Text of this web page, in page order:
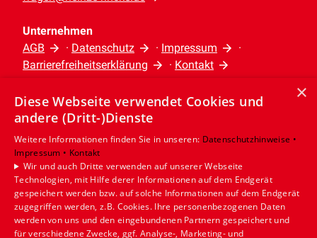
Unternehmen
AGB
· Datenschutz · Impressum
·
Barrierefreiheitserklärung
· Kontakt
Leistungen
Privatkunden
Gewerbekunden
Karriere
Unternehmen
Standort
Münster
×
Diese Webseite verwendet Cookies und
andere (Dritt-)Dienste
Weitere Informationen finden Sie in unseren: Datenschutzhinweise •
Impressum • Kontakt
Wir und auch Dritte verwenden auf unserer Webseite
Technologien, mit Hilfe derer Informationen auf dem Endgerät
gespeichert werden bzw. auf solche Informationen auf dem Endgerät
zugegriffen werden, z.B. Cookies. Ihre personenbezogenen Daten
werden von uns und den eingebundenen Partnern gespeichert und
für verschiedene Zwecke, ggf. Analyse-, Marketing- und